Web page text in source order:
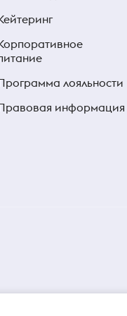
лояльности
информация